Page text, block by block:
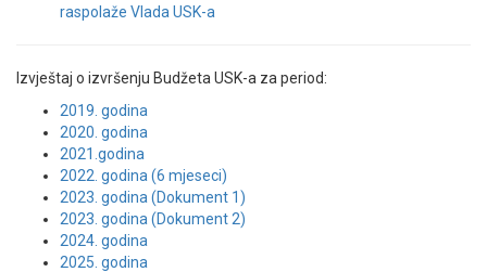
raspolaže Vlada USK-a
Izvještaj o izvršenju Budžeta USK-a za period:
2019. godina
2020. godina
2021.godina
2022. godina (6 mjeseci)
2023. godina (Dokument 1)
2023. godina (Dokument 2)
2024. godina
2025. godina